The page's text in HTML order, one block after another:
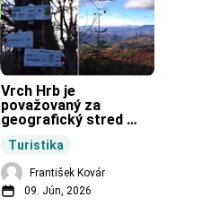
Turistika
Vrch Hrb je
považovaný za
geografický stred
František Kovár
09. Jún, 2026